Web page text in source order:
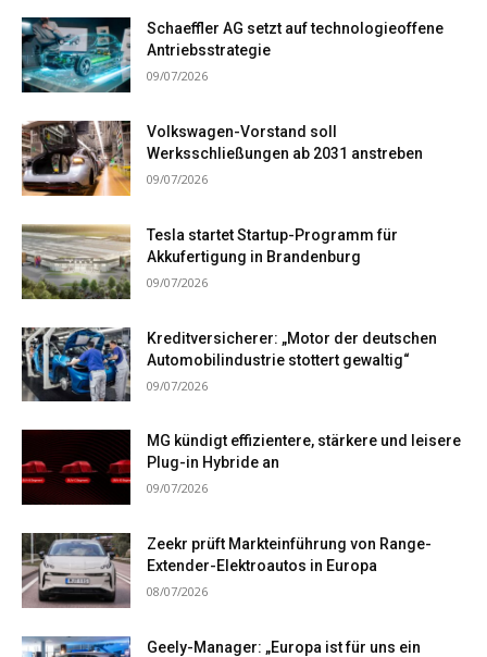
Schaeffler AG setzt auf technologieoffene
Antriebsstrategie
09/07/2026
Volkswagen-Vorstand soll
Werksschließungen ab 2031 anstreben
09/07/2026
Tesla startet Startup-Programm für
Akkufertigung in Brandenburg
09/07/2026
Kreditversicherer: „Motor der deutschen
Automobilindustrie stottert gewaltig“
09/07/2026
MG kündigt effizientere, stärkere und leisere
Plug-in Hybride an
09/07/2026
Zeekr prüft Markteinführung von Range-
Extender-Elektroautos in Europa
08/07/2026
Geely-Manager: „Europa ist für uns ein